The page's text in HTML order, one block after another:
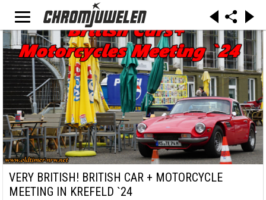
VERY BRITISH! BRITISH CAR + MOTORCYCLE
MEETING IN KREFELD `24